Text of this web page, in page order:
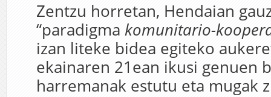
Zentzu horretan, Hendaian
“paradigma komunitario-
izan liteke bidea egiteko
ekainaren 21ean ikusi genuen
harremanak estutu eta mugak